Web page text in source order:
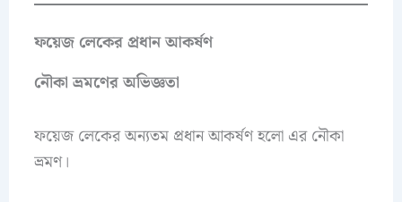
ফয়েজ লেকের প্রধান আকর্ষণ
নৌকা ভ্রমণের অভিজ্ঞতা
ফয়েজ লেকের অন্যতম প্রধান আকর্ষণ হলো এর নৌকা
ভ্রমণ।